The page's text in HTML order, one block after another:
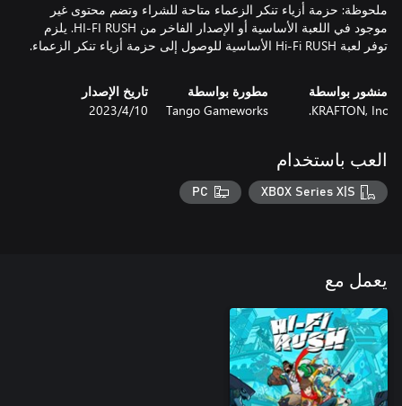
ملحوظة: حزمة أزياء تنكر الزعماء متاحة للشراء وتضم محتوى غير
موجود في اللعبة الأساسية أو الإصدار الفاخر من HI-FI RUSH. يلزم
توفر لعبة Hi-Fi RUSH الأساسية للوصول إلى حزمة أزياء تنكر الزعماء.
منشور بواسطة
KRAFTON, Inc.
مطورة بواسطة
Tango Gameworks
تاريخ الإصدار
10‏/4‏/2023
العب باستخدام
XBOX Series X|S
PC
يعمل مع